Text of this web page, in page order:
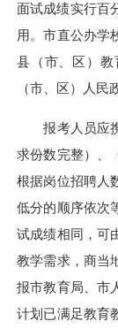
面试成绩实行百
用。市直公办学
县（市、区）
（市、区）人民
报考人员应携
求份数完整）、
根据岗位招聘人
低分的顺序依次
试成绩相同，可
教学需求，商当
报市教育局、市
计划已满足教育